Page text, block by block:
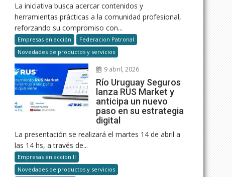
La iniciativa busca acercar contenidos y
herramientas prácticas a la comunidad profesional,
reforzando su compromiso con...
Empresas en acción
Federacion Patronal
Novedades de productos y servicios
9 abril, 2026
Río Uruguay Seguros
lanza RUS Market y
anticipa un nuevo
paso en su estrategia
digital
La presentación se realizará el martes 14 de abril a
las 14 hs, a través de...
Empresas en accion II
Novedades de productos y servicios